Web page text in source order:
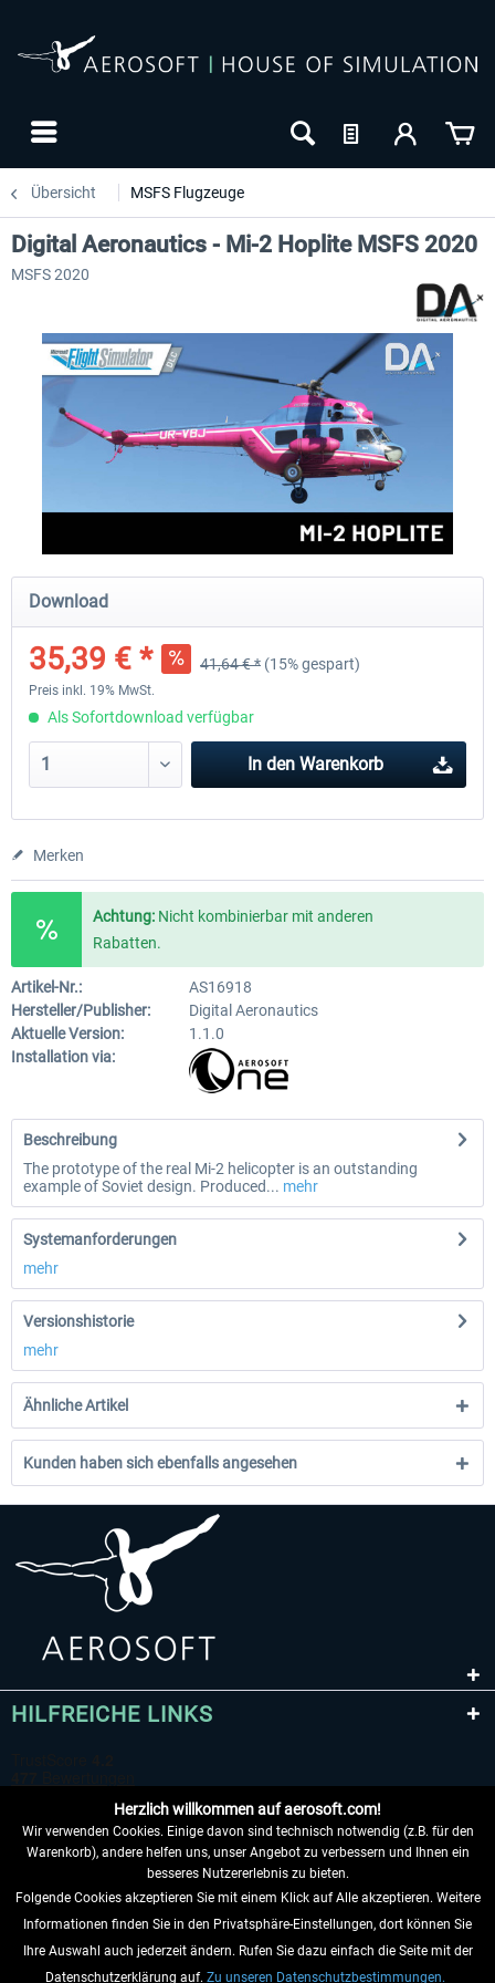
Übersicht MSFS Flugzeuge
FlightSim Studio - E-Jets 170/175
39,95 € *
Aerosoft Aircraft A340-
Digital Aeronautics - Mi-2 Hoplite MSFS 2020
MSFS 2020
Download
35,39 € * 41,64 € * (15% gespart)
Preis inkl. 19% MwSt.
Als Sofortdownload verfügbar
In den Warenkorb
Merken
Achtung: Nicht kombinierbar mit anderen
Rabatten.
Artikel-Nr.:
AS16918
Hersteller/Publisher:
Digital Aeronautics
Aktuelle Version:
1.1.0
Installation via:
Beschreibung
The prototype of the real Mi-2 helicopter is an outstanding
example of Soviet design. Produced... mehr
Systemanforderungen
mehr
Versionshistorie
mehr
Ähnliche Artikel
Kunden haben sich ebenfalls angesehen
HILFREICHE LINKS
VERTRAG WIDERRUFEN
INFORMATIONEN
Herzlich willkommen auf aerosoft.com!
Wir verwenden Cookies. Einige davon sind technisch notwendig (z.B. für den
Warenkorb), andere helfen uns, unser Angebot zu verbessern und Ihnen ein
besseres Nutzererlebnis zu bieten.
Folgende Cookies akzeptieren Sie mit einem Klick auf Alle akzeptieren. Weitere
Informationen finden Sie in den Privatsphäre-Einstellungen, dort können Sie
Ihre Auswahl auch jederzeit ändern. Rufen Sie dazu einfach die Seite mit der
Datenschutzerklärung auf. Zu unseren Datenschutzbestimmungen.